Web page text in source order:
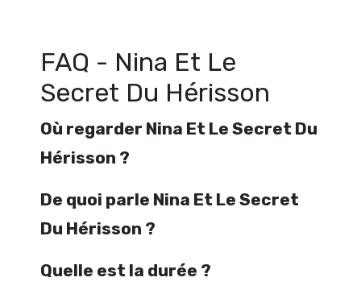
FAQ - Nina Et Le
Secret Du Hérisson
Où regarder Nina Et Le Secret Du
Hérisson ?
De quoi parle Nina Et Le Secret
Du Hérisson ?
Quelle est la durée ?